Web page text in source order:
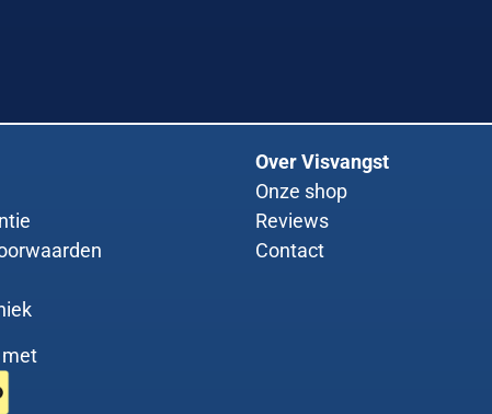
met
Over Visvangst
Onze shop
Reviews
Contact